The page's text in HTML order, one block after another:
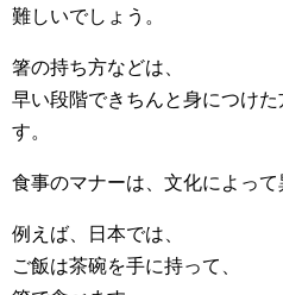
難しいでしょう。
箸の持ち方などは、
早い段階できちんと身につけ
す。
食事のマナーは、文化によって
例えば、日本では、
ご飯は茶碗を手に持って、